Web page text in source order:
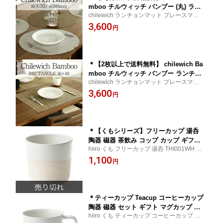
mboo チルウィッチ バンブー (丸) ラン
チョンマット テーブルマット プレース
マット おしゃれ 北欧 洗える 高級 ホテ
chilewich ランチョンマット プレースマッ
ト テーブルマット 丸 ギフト プレゼント 撥
水 洗える 防水
3,600 円
＊【2枚以上で送料無料】 chilewich Ba
mboo チルウィッチ バンブー ランチョ
ンマット テーブルマット プレースマッ
ト おしゃれ 北欧 高級 洗える ホテル レ
chilewich ランチョンマット プレースマッ
ト テーブルマットギフト 洗える 撥水
3,600 円
＊【くもシリーズ】フリーカップ 湯呑
陶器 磁器 茶飲み コップ カップ ギフト
梱包(無料) 可 贈り物 日本製 国産 多治見
和 食器 hiiro ひいろ くも
hiiro くも フリーカップ 湯呑 THI001WH 陶
磁器 ギフト 梱包(無料) 可 プレゼント 誕生
日 贈り物 日本製 多治見 和食器
1,100 円
＊ティーカップ Teacup コーヒーカップ
陶器 磁器 セット ギフト マグカップ 梱
包(無料) 可 贈り物 日本製 国産 多治見
hiiro くも ティーカップ コーヒーカップ THI